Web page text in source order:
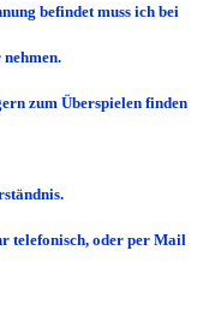
befindet muss ich bei
zum Überspielen finden
telefonisch, oder per Mail